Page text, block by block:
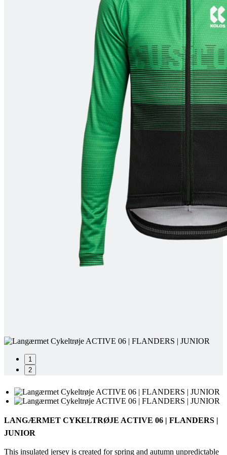
1
2
LANGÆRMET CYKELTRØJE ACTIVE 06 | FLANDERS |
JUNIOR
This insulated jersey is created for spring and autumn unpredictable